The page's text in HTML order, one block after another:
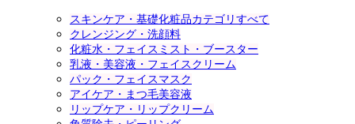
スキンケア・基礎化粧品カテゴリすべて
クレンジング・洗顔料
化粧水・フェイスミスト・ブースター
乳液・美容液・フェイスクリーム
パック・フェイスマスク
アイケア・まつ毛美容液
リップケア・リップクリーム